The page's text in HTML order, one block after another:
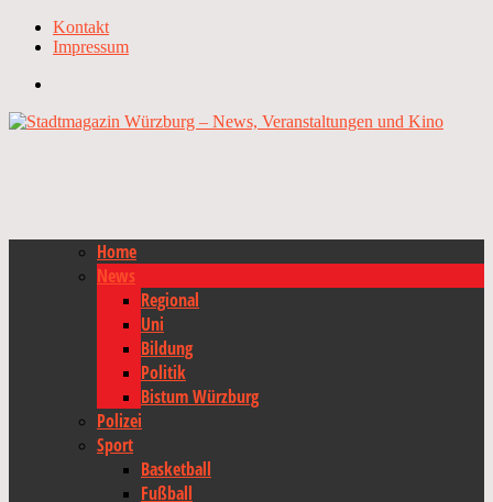
Kontakt
Impressum
Home
News
Regional
Uni
Bildung
Politik
Bistum Würzburg
Polizei
Sport
Basketball
Fußball